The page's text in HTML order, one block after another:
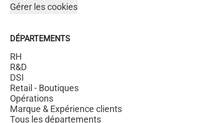
Gérer les cookies
DÉPARTEMENTS
RH
R&D
DSI
Retail - Boutiques
Opérations
Marque & Expérience clients
Tous les départements